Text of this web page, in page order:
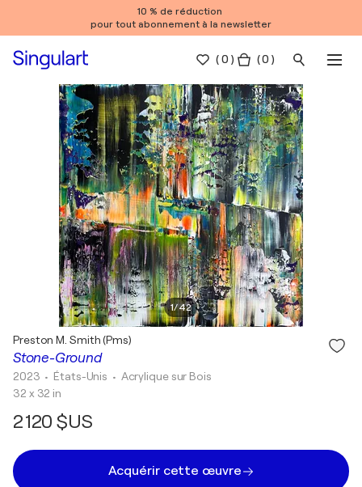
10 % de réduction
pour tout abonnement à la newsletter
(0 ) ( 0 )
1/42
Stone-Ground
Preston M. Smith (Pms)
2023 • États-Unis • Acrylique sur Bois
32 x 32 in
2 120 $US
Acquérir cette œuvre